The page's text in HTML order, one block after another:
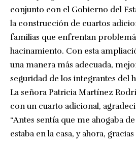
conjunto con el Gobierno del
la construcción de cuartos
familias que enfrentan
hacinamiento. Con esta
una manera más adecuada,
seguridad de los integrantes del
La señora Patricia Martínez
con un cuarto adicional,
“Antes sentía que me ahogaba
estaba en la casa, y ahora,